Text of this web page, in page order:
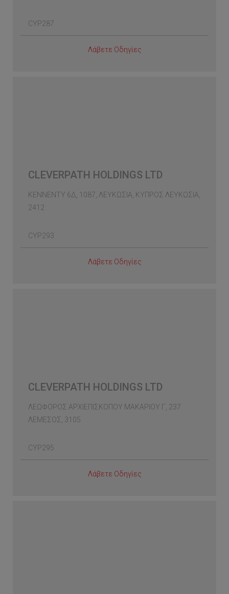
CYP287
Λάβετε Οδηγίες
CLEVERPATH HOLDINGS LTD
ΚΕΝΝΕΝΤΥ 6Δ, 1087, ΛΕΥΚΩΣΙΑ, ΚΥΠΡΟΣ ΛΕΥΚΩΣΙΑ,
2412
CYP293
Λάβετε Οδηγίες
CLEVERPATH HOLDINGS LTD
ΛΕΩΦΟΡΟΣ ΑΡΧΙΕΠΙΣΚΟΠΟΥ ΜΑΚΑΡΙΟΥ Γ, 237
ΛΕΜΕΣΟΣ, 3105
CYP295
Λάβετε Οδηγίες